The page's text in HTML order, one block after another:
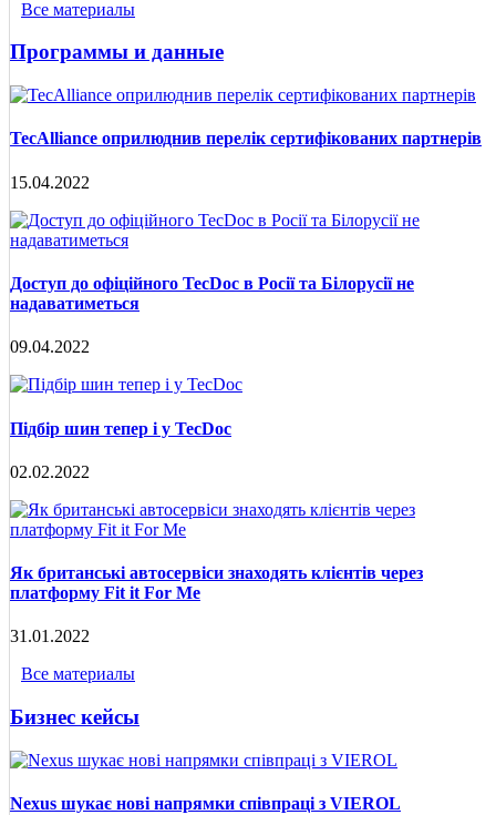
Все материалы
Программы и данные
TecAlliance оприлюднив перелік сертифікованих партнерів
15.04.2022
Доступ до офіційного TecDoc в Росії та Білорусії не
надаватиметься
09.04.2022
Підбір шин тепер і у TecDoc
02.02.2022
Як британські автосервіси знаходять клієнтів через
платформу Fit it For Me
31.01.2022
Все материалы
Бизнес кейсы
Nexus шукає нові напрямки співпраці з VIEROL